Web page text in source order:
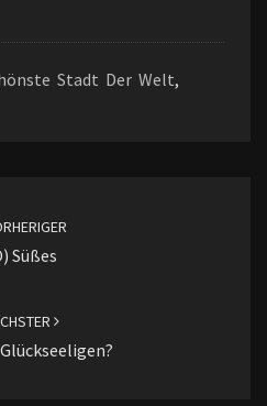
Stadt Der Welt,
Süßes